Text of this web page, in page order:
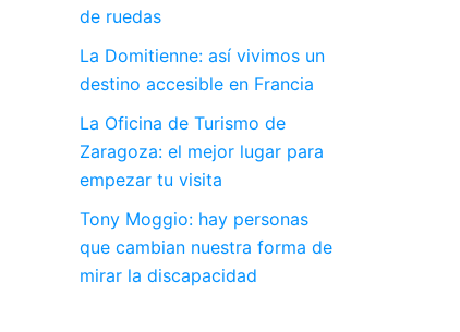
de ruedas
La Domitienne: así vivimos un
destino accesible en Francia
La Oficina de Turismo de
Zaragoza: el mejor lugar para
empezar tu visita
Tony Moggio: hay personas
que cambian nuestra forma de
mirar la discapacidad